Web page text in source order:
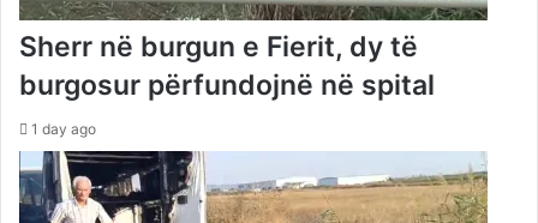
Sherr në burgun e Fierit, dy të
burgosur përfundojnë në spital
1 day ago